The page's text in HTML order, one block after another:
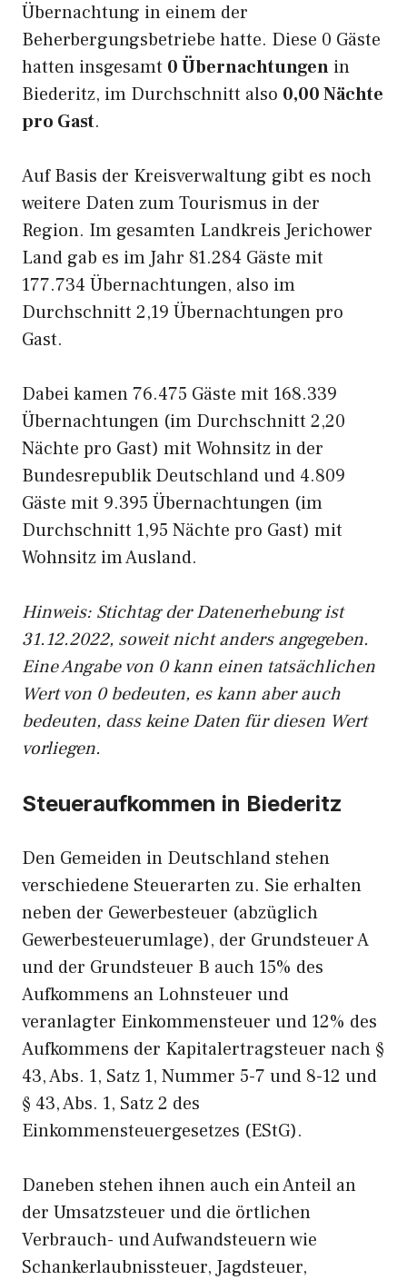
Übernachtung in einem der
Beherbergungsbetriebe hatte. Diese 0 Gäste
hatten insgesamt 0 Übernachtungen in
Biederitz, im Durchschnitt also 0,00 Nächte
pro Gast.
Auf Basis der Kreisverwaltung gibt es noch
weitere Daten zum Tourismus in der
Region. Im gesamten Landkreis Jerichower
Land gab es im Jahr 81.284 Gäste mit
177.734 Übernachtungen, also im
Durchschnitt 2,19 Übernachtungen pro
Gast.
Dabei kamen 76.475 Gäste mit 168.339
Übernachtungen (im Durchschnitt 2,20
Nächte pro Gast) mit Wohnsitz in der
Bundesrepublik Deutschland und 4.809
Gäste mit 9.395 Übernachtungen (im
Durchschnitt 1,95 Nächte pro Gast) mit
Wohnsitz im Ausland.
Hinweis: Stichtag der Datenerhebung ist
31.12.2022, soweit nicht anders angegeben.
Eine Angabe von 0 kann einen tatsächlichen
Wert von 0 bedeuten, es kann aber auch
bedeuten, dass keine Daten für diesen Wert
vorliegen.
Steueraufkommen in Biederitz
Den Gemeiden in Deutschland stehen
verschiedene Steuerarten zu. Sie erhalten
neben der Gewerbesteuer (abzüglich
Gewerbesteuerumlage), der Grundsteuer A
und der Grundsteuer B auch 15% des
Aufkommens an Lohnsteuer und
veranlagter Einkommensteuer und 12% des
Aufkommens der Kapitalertragsteuer nach §
43, Abs. 1, Satz 1, Nummer 5-7 und 8-12 und
§ 43, Abs. 1, Satz 2 des
Einkommensteuergesetzes (EStG).
Daneben stehen ihnen auch ein Anteil an
der Umsatzsteuer und die örtlichen
Verbrauch- und Aufwandsteuern wie
Schankerlaubnissteuer, Jagdsteuer,